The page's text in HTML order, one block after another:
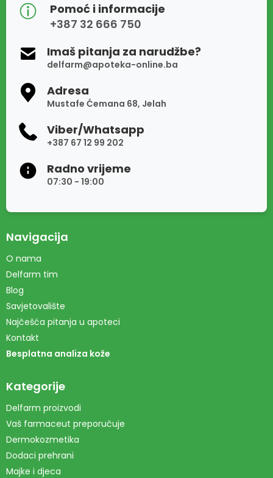
Pomoć i informacije
+387 32 666 750
Imaš pitanja za narudžbe?
delfarm@apoteka-online.ba
Adresa
Mustafe Ćemana 68, Jelah
Viber/Whatsapp
+387 67 12 99 202
Radno vrijeme
07:30 - 19:00
Navigacija
O nama
Delfarm tim
Blog
Savjetovalište
Najčešća pitanja u apoteci
Kontakt
Besplatna analiza kože
Kategorije
Delfarm proizvodi
Vaš farmaceut preporučuje
Dermokozmetika
Dodaci prehrani
Majke i djeca